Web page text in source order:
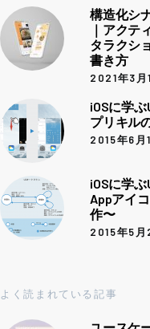
構造化シ
｜アクテ
タラクシ
書き方
2021年3月
iOSに学
プリキル
2015年6月
iOSに学
Appアイ
作〜
2015年5月
よく読まれている記事